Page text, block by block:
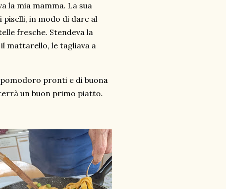
la mia mamma. La sua
in modo di dare al
fresche. Stendeva la
mattarello, le tagliava a
pronti e di buona
un buon primo piatto.